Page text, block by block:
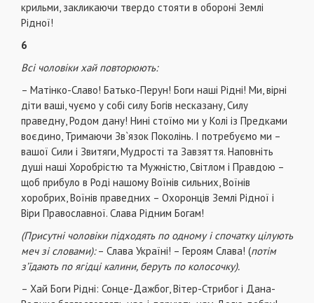
крильми, закликаючи твердо стояти в обороні Землі
Рідної!
6
Всі чоловіки хай повторюють:
– Матінко-Славо! Батько-Перун! Боги наші Рідні! Ми, вірні
діти ваші, чуємо у собі силу Богів несказану, Силу
праведну, Родом дану! Нині стоїмо ми у Колі із Предками
воєдино, Тримаючи Зв`язок Поколінь. І потребуємо ми –
вашої Сили і Звитяги, Мудрості та Завзяття. Наповніть
душі наші Хоробрістю та Мужністю, Світлом і Правдою –
щоб прибуло в Роді нашому Воїнів сильних, Воїнів
хоробрих, Воїнів праведних – Охоронців Землі Рідної і
Віри Православної. Слава Рідним Богам!
(Присутні чоловіки підходять по одному і спочатку цілують
меч зі словами):– Слава Україні! – Героям Слава! (потім
з’їдають по ягідці калини, беруть по колосочку).
– Хай Боги Рідні: Сонце-Дажбог, Вітер-Стрибог і Дана-